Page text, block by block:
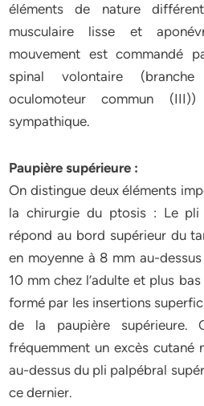
éléments de nature
musculaire lisse et
mouvement est commandé
spinal volontaire
oculomoteur commun
sympathique.
Paupière supérieure :
On distingue deux éléments
la chirurgie du ptosis : Le pli
répond au bord supérieur du
en moyenne à 8 mm au-
10 mm chez l’adulte et plus
formé par les insertions
de la paupière supérieure.
fréquemment un excès cutané
au-dessus du pli palpébral
ce dernier.